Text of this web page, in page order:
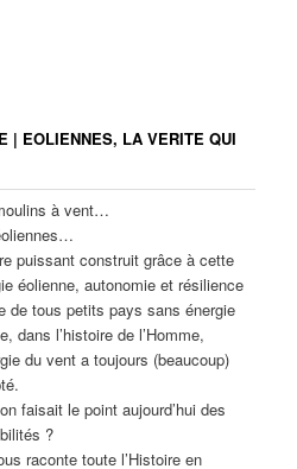
| EOLIENNES, LA VERITE QUI
à vent…
puissant construit grâce à cette
éolienne, autonomie et résilience
de tous petits pays sans énergie
dans l’histoire de l’Homme,
du vent a toujours (beaucoup)
faisait le point aujourd’hui des
?
raconte toute l’Histoire en